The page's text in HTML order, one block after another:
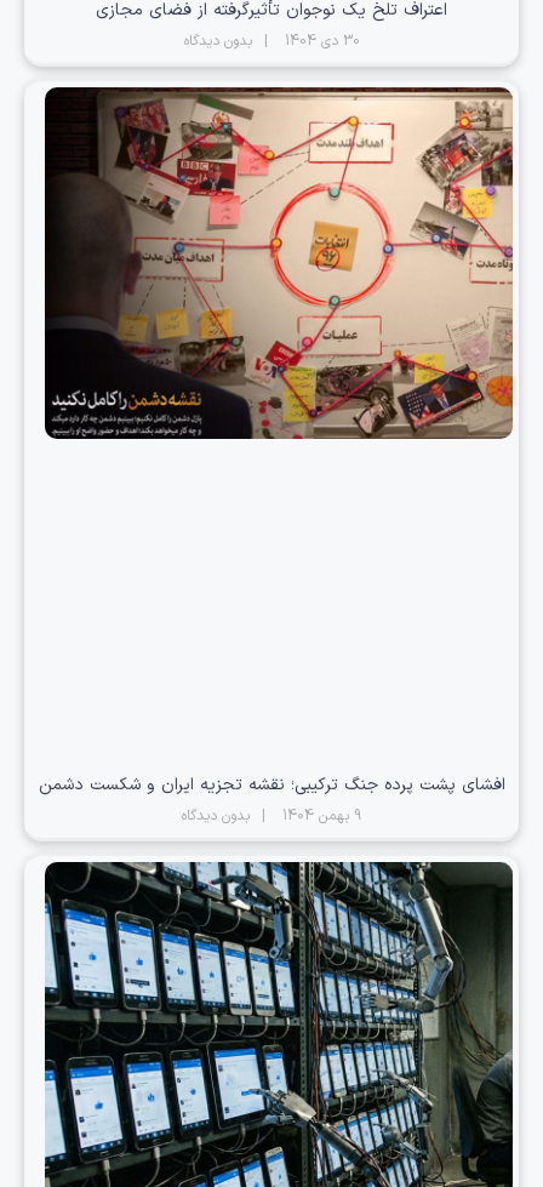
اعتراف تلخ یک نوجوان تأثیرگرفته از فضای مجازی
30 دی 1404 بدون دیدگاه
افشای پشت پرده جنگ ترکیبی؛ نقشه تجزیه ایران و شکست دشمن
9 بهمن 1404 بدون دیدگاه